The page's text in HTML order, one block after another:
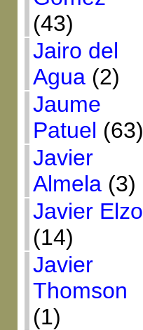
(43)
Jairo del
Agua(2)
Jaume
Patuel (63)
Javier
Almela(3)
Javier Elzo
(14)
Javier
Thomson
(1)